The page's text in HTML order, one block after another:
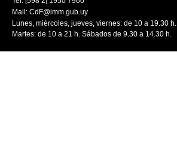
Mail: CdF@imm.gub.uy
Lunes, miércoles, jueves, viernes: de 10 a 19.30 h.
Martes: de 10 a 21 h. Sábados de 9.30 a 14.30 h.